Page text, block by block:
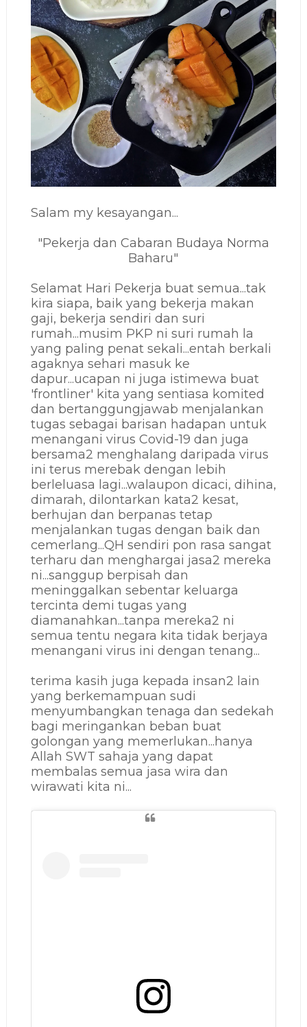
Salam my kesayangan...
"Pekerja dan Cabaran Budaya Norma
Baharu"
Selamat Hari Pekerja buat semua...tak
kira siapa, baik yang bekerja makan
gaji, bekerja sendiri dan suri
rumah...musim PKP ni suri rumah la
yang paling penat sekali...entah berkali
agaknya sehari masuk ke
dapur...ucapan ni juga istimewa buat
'frontliner' kita yang sentiasa komited
dan bertanggungjawab menjalankan
tugas sebagai barisan hadapan untuk
menangani virus Covid-19 dan juga
bersama2 menghalang daripada virus
ini terus merebak dengan lebih
berleluasa lagi...walaupon dicaci, dihina,
dimarah, dilontarkan kata2 kesat,
berhujan dan berpanas tetap
menjalankan tugas dengan baik dan
cemerlang...QH sendiri pon rasa sangat
terharu dan menghargai jasa2 mereka
ni...sanggup berpisah dan
meninggalkan sebentar keluarga
tercinta demi tugas yang
diamanahkan...tanpa mereka2 ni
semua tentu negara kita tidak berjaya
menangani virus ini dengan tenang...
terima kasih juga kepada insan2 lain
yang berkemampuan sudi
menyumbangkan tenaga dan sedekah
bagi meringankan beban buat
golongan yang memerlukan...hanya
Allah SWT sahaja yang dapat
membalas semua jasa wira dan
wirawati kita ni...